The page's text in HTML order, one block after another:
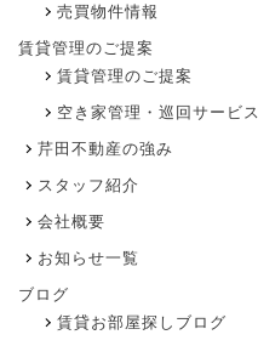
売買物件情報
賃貸管理のご提案
賃貸管理のご提案
空き家管理・巡回サービス
芹田不動産の強み
スタッフ紹介
会社概要
お知らせ一覧
ブログ
賃貸お部屋探しブログ